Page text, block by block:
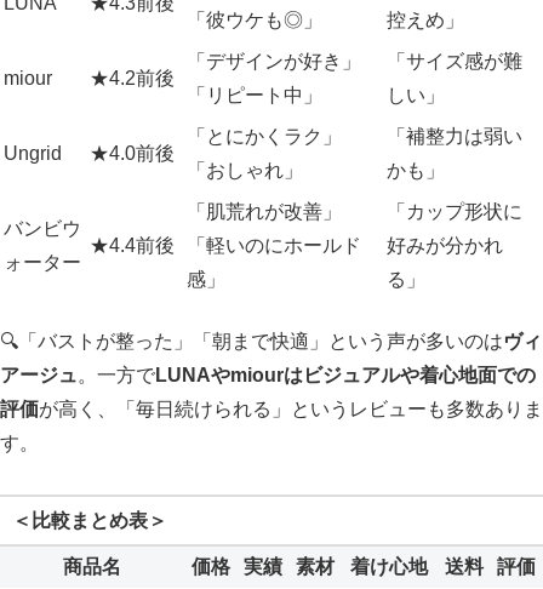
「彼ウケも◎」
控えめ」
miour ★4.2前後
「デザインが好き」
「リピート中」
「サイズ感が難
しい」
Ungrid ★4.0前後
「とにかくラク」
「おしゃれ」
「補整力は弱い
かも」
バンビウ
ォーター
★4.4前後
「肌荒れが改善」
「軽いのにホールド
感」
「カップ形状に
好みが分かれ
る」
🔍「バストが整った」「朝まで快適」という声が多いのはヴィ
アージュ。一方でLUNAやmiourはビジュアルや着心地面での
評価が高く、「毎日続けられる」というレビューも多数ありま
す。
＜比較まとめ表＞
商品名 価格 実績 素材 着け心地 送料
評価